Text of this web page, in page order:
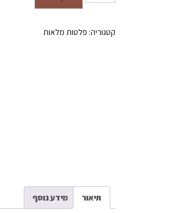
קטגוריה: פלטות מלאות
תיאור מידע נוסף